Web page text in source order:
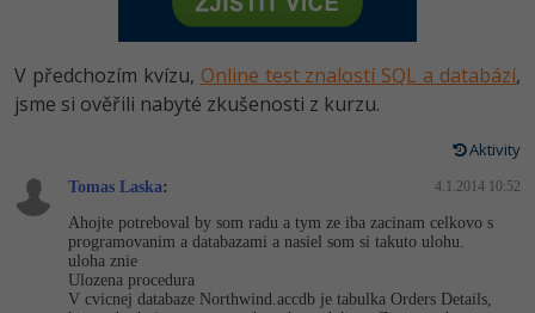
HTML5, CSS3, Bootstrap, SEO
SQL a databáze
UML a návrhové vzory
React
PHP
JavaScript
HTML / CSS
UML a návrhové vzory
Vývojář mobilních aplikací
Specialista na AI a bigdata
Webdesigner
Tester
Systémový administrátor
-80%
JavaScript -80%
-80%
C++ -80%
Swift -80%
Kotlin -80%
V předchozím kvízu, Online test znalostí SQL a databází,
jsme si ověřili nabyté zkušenosti z kurzu.
Aktivity
Tomas Laska: 4.1.2014 10:52
Ahojte potreboval by som radu a tym ze iba zacinam celkovo s
programovanim a databazami a nasiel som si takuto ulohu.
uloha znie
Ulozena procedura
V cvicnej databaze Northwind.accdb je tabulka Orders Details,